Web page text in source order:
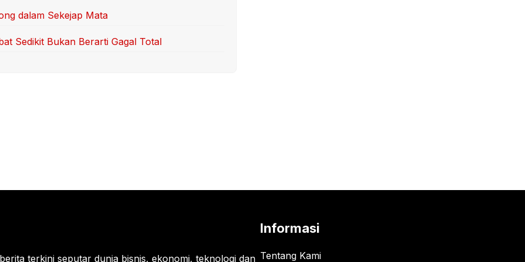
dalam Sekejap Mata
Sedikit Bukan Berarti Gagal Total
terkini seputar dunia bisnis, ekonomi, teknologi dan
Informasi
Tentang Kami